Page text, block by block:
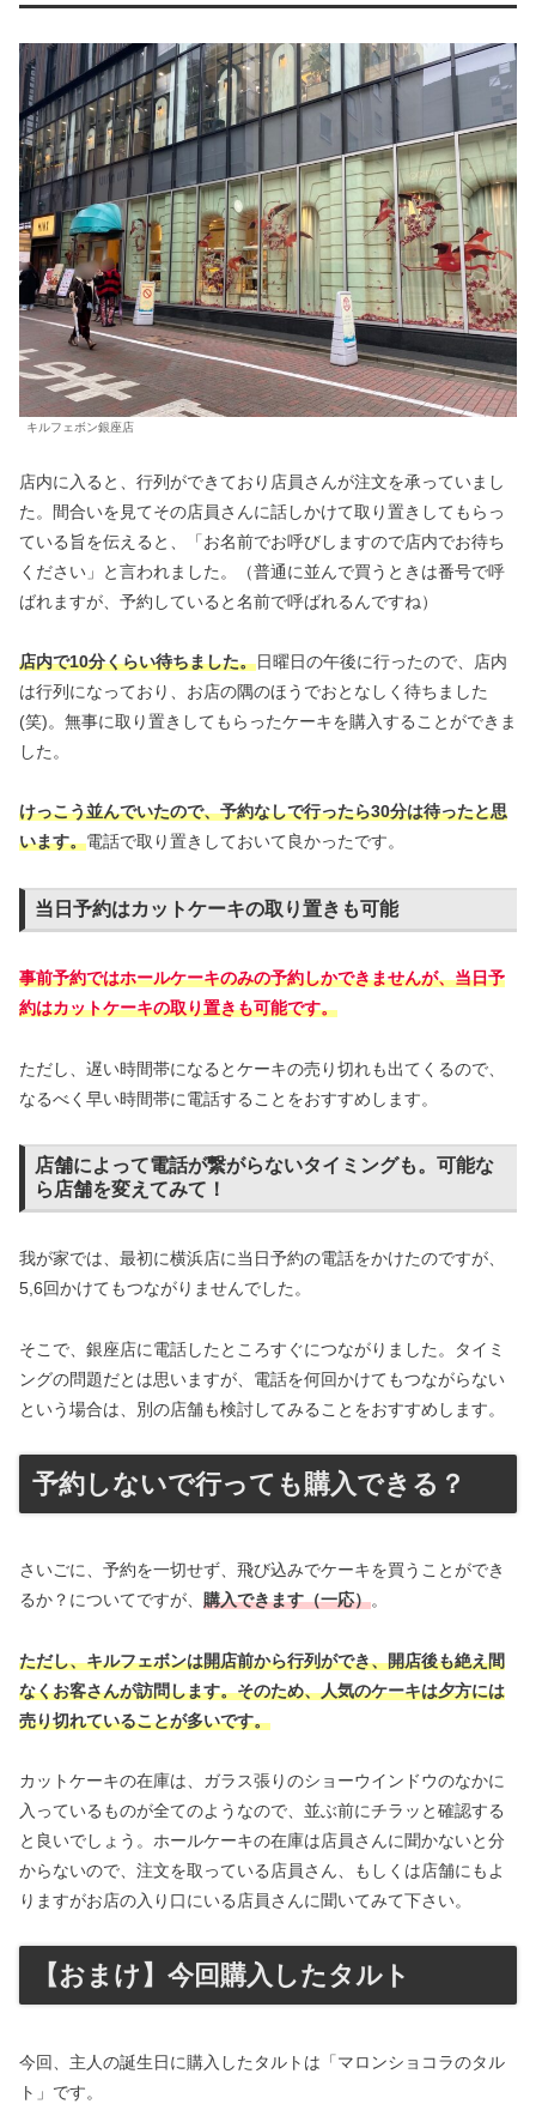
キルフェボン銀座店
店内に入ると、行列ができており店員さんが注文を承っていまし
た。間合いを見てその店員さんに話しかけて取り置きしてもらっ
ている旨を伝えると、「お名前でお呼びしますので店内でお待ち
ください」と言われました。（普通に並んで買うときは番号で呼
ばれますが、予約していると名前で呼ばれるんですね）
店内で10分くらい待ちました。日曜日の午後に行ったので、店内
は行列になっており、お店の隅のほうでおとなしく待ちました
(笑)。無事に取り置きしてもらったケーキを購入することができま
した。
けっこう並んでいたので、予約なしで行ったら30分は待ったと思
います。電話で取り置きしておいて良かったです。
当日予約はカットケーキの取り置きも可能
事前予約ではホールケーキのみの予約しかできませんが、当日予
約はカットケーキの取り置きも可能です。
ただし、遅い時間帯になるとケーキの売り切れも出てくるので、
なるべく早い時間帯に電話することをおすすめします。
店舗によって電話が繋がらないタイミングも。可能な
ら店舗を変えてみて！
我が家では、最初に横浜店に当日予約の電話をかけたのですが、
5,6回かけてもつながりませんでした。
そこで、銀座店に電話したところすぐにつながりました。タイミ
ングの問題だとは思いますが、電話を何回かけてもつながらない
という場合は、別の店舗も検討してみることをおすすめします。
予約しないで行っても購入できる？
さいごに、予約を一切せず、飛び込みでケーキを買うことができ
るか？についてですが、 購入できます（一応）。
ただし、キルフェボンは開店前から行列ができ、開店後も絶え間
なくお客さんが訪問します。そのため、人気のケーキは夕方には
売り切れていることが多いです。
カットケーキの在庫は、ガラス張りのショーウインドウのなかに
入っているものが全てのようなので、並ぶ前にチラッと確認する
と良いでしょう。ホールケーキの在庫は店員さんに聞かないと分
からないので、注文を取っている店員さん、もしくは店舗にもよ
りますがお店の入り口にいる店員さんに聞いてみて下さい。
【おまけ】今回購入したタルト
今回、主人の誕生日に購入したタルトは「マロンショコラのタル
ト」です。